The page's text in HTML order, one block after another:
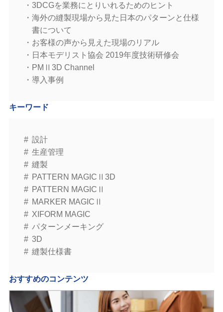
3DCGを業務にとりいれるためのヒント
海外の縫製現場から見た日本のパターンと仕様
書について
お客様の声から見えた現場のリアル
日本モデリスト協会 2019年度技術研修会
PMⅡ3D Channel
導入事例
キーワード
設計
生産管理
縫製
PATTERN MAGICⅡ3D
PATTERN MAGICⅡ
MARKER MAGICⅡ
XIFORM MAGIC
パターンメーキング
3D
縫製仕様書
おすすめのコンテンツ